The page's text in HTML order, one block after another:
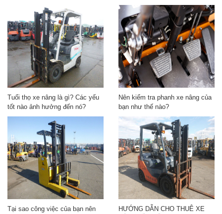
Tuổi thọ xe nâng là gì? Các yếu
tốt nào ảnh hưởng đến nó?
Nên kiểm tra phanh xe nâng của
bạn như thế nào?
Tại sao công việc của bạn nên
HƯỚNG DẪN CHO THUÊ XE